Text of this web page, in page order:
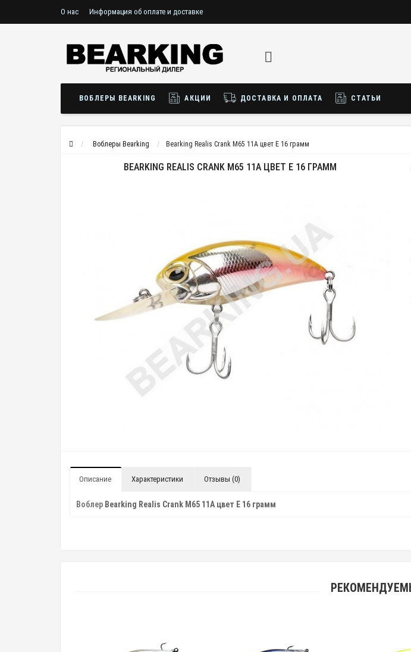
О нас Информация об оплате и доставке
ВОБЛЕРЫ BEARKING АКЦИИ ДОСТАВКА И ОПЛАТА СТАТЬИ
Воблеры Bearking Bearking Realis Crank M65 11A цвет E 16 грамм
BEARKING REALIS CRANK M65 11A ЦВЕТ E 16 ГРАММ
Описание Характеристики Отзывы (0)
Воблер Bearking Realis Crank M65 11A цвет E 16 грамм